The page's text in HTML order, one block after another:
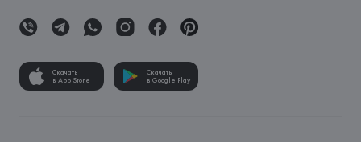
Скачать
в App Store
Скачать
в Google Play